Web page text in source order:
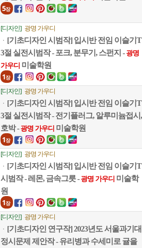
5장
[디자인] 광명 가우디
ㆍ [기초디자인 시범작] 입시반 전임 이슬기T
3절 실전시범작 - 포크, 분무기, 스펀지 - 광명
가우디 미술학원
1장
[디자인] 광명 가우디
ㆍ [기초디자인 시범작] 입시반 전임 이슬기T
3절 실전시범작 - 전기플러그, 알루미늄접시,
호박 - 광명 가우디 미술학원
1장
[디자인] 광명 가우디
ㆍ [기초디자인 시범작] 입시반 전임 이슬기T
시범작 - 레몬, 금속그릇 - 광명 가우디 미술학
원
1장
[디자인] 광명 가우디
ㆍ [기초디자인 연구작] 2023년도 서울과기대
정시문제 제안작 - 유리병과 수세미로 귤을